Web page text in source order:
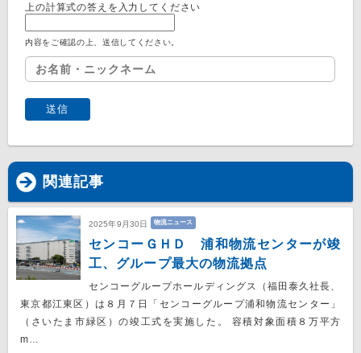
上の計算式の答えを入力してください
内容をご確認の上、送信してください。
関連記事
2025年9月30日 物流ニュース
センコーＧＨＤ 浦和物流センターが竣
工、グループ最大の物流拠点
センコーグループホールディングス（福田泰久社長、
東京都江東区）は８月７日「センコーグループ浦和物流センター」
（さいたま市緑区）の竣工式を実施した。 容積対象面積８万平方
m…